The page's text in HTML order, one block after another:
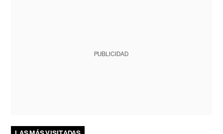
PUBLICIDAD